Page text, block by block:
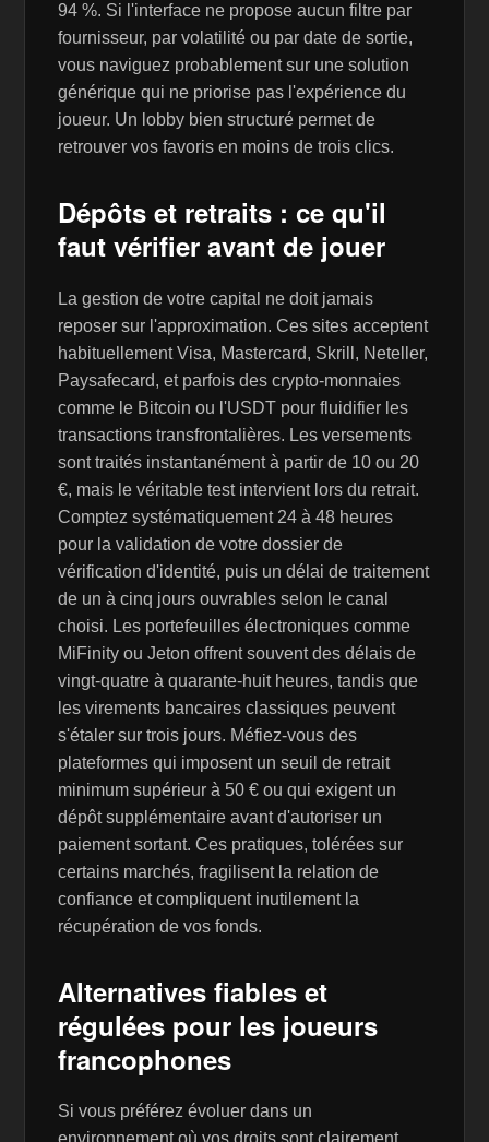
94 %. Si l'interface ne propose aucun filtre par
fournisseur, par volatilité ou par date de sortie,
vous naviguez probablement sur une solution
générique qui ne priorise pas l'expérience du
joueur. Un lobby bien structuré permet de
retrouver vos favoris en moins de trois clics.
Dépôts et retraits : ce qu'il
faut vérifier avant de jouer
La gestion de votre capital ne doit jamais
reposer sur l'approximation. Ces sites acceptent
habituellement Visa, Mastercard, Skrill, Neteller,
Paysafecard, et parfois des crypto-monnaies
comme le Bitcoin ou l'USDT pour fluidifier les
transactions transfrontalières. Les versements
sont traités instantanément à partir de 10 ou 20
€, mais le véritable test intervient lors du retrait.
Comptez systématiquement 24 à 48 heures
pour la validation de votre dossier de
vérification d'identité, puis un délai de traitement
de un à cinq jours ouvrables selon le canal
choisi. Les portefeuilles électroniques comme
MiFinity ou Jeton offrent souvent des délais de
vingt-quatre à quarante-huit heures, tandis que
les virements bancaires classiques peuvent
s'étaler sur trois jours. Méfiez-vous des
plateformes qui imposent un seuil de retrait
minimum supérieur à 50 € ou qui exigent un
dépôt supplémentaire avant d'autoriser un
paiement sortant. Ces pratiques, tolérées sur
certains marchés, fragilisent la relation de
confiance et compliquent inutilement la
récupération de vos fonds.
Alternatives fiables et
régulées pour les joueurs
francophones
Si vous préférez évoluer dans un